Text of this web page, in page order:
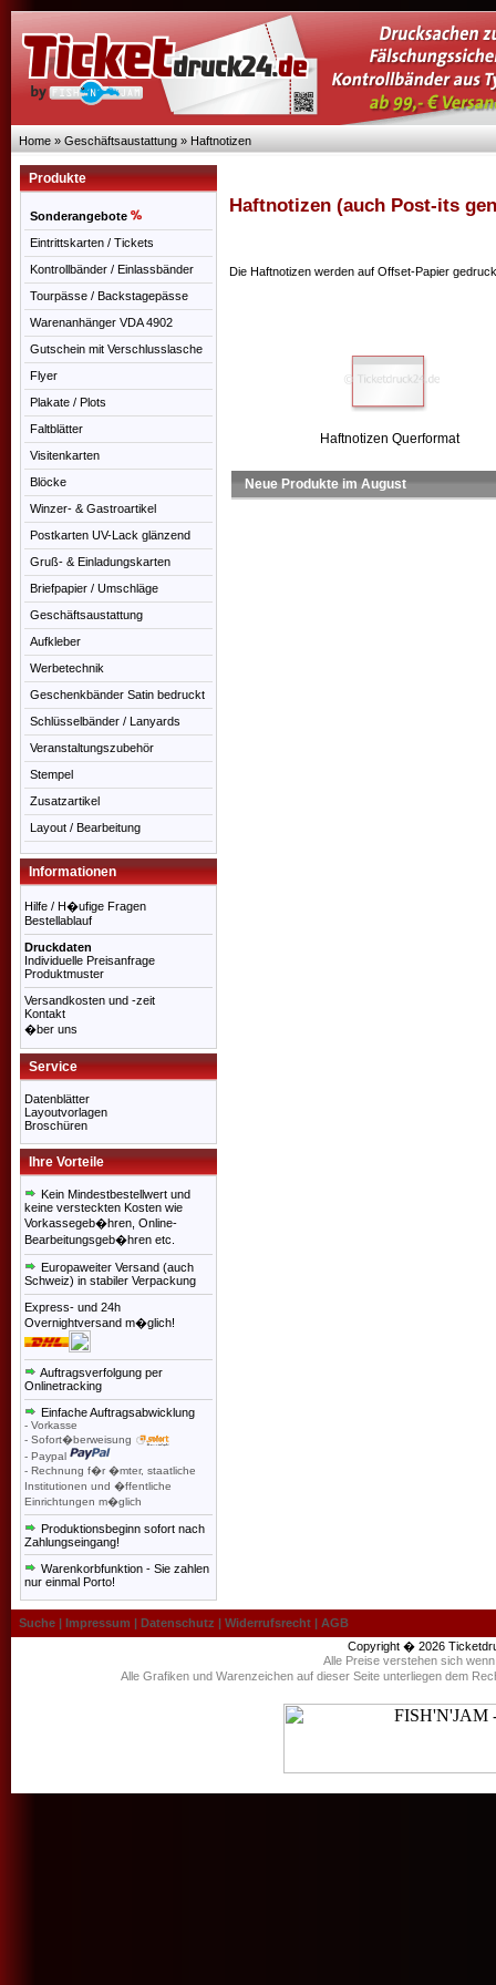
Home » Geschäftsaustattung » Haftnotizen
Produkte
Sonderangebote
Eintrittskarten / Tickets
Kontrollbänder / Einlassbänder
Tourpässe / Backstagepässe
Warenanhänger VDA 4902
Gutschein mit Verschlusslasche
Flyer
Plakate / Plots
Faltblätter
Visitenkarten
Blöcke
Winzer- & Gastroartikel
Postkarten UV-Lack glänzend
Gruß- & Einladungskarten
Briefpapier / Umschläge
Geschäftsaustattung
Aufkleber
Werbetechnik
Geschenkbänder Satin bedruckt
Schlüsselbänder / Lanyards
Veranstaltungszubehör
Stempel
Zusatzartikel
Layout / Bearbeitung
Informationen
Hilfe / H�ufige Fragen
Bestellablauf
Druckdaten
Individuelle Preisanfrage
Produktmuster
Versandkosten und -zeit
Kontakt
�ber uns
Service
Datenblätter
Layoutvorlagen
Broschüren
Ihre Vorteile
Kein Mindestbestellwert und
keine versteckten Kosten wie
Vorkassegeb�hren, Online-
Bearbeitungsgeb�hren etc.
Europaweiter Versand (auch
Schweiz) in stabiler Verpackung
Express- und 24h
Overnightversand m�glich!
Auftragsverfolgung per
Onlinetracking
Einfache Auftragsabwicklung
- Vorkasse
- Sofort�berweisung
- Paypal
- Rechnung f�r �mter, staatliche
Institutionen und �ffentliche
Einrichtungen m�glich
Produktionsbeginn sofort nach
Zahlungseingang!
Warenkorbfunktion - Sie zahlen
nur einmal Porto!
Haftnotizen (auch Post-its
Die Haftnotizen werden auf Offset-Papier
Haftnotizen Querformat
Neue Produkte im August
Suche | Impressum | Datenschutz | Widerrufsrecht | AGB
Copyright � 2026
Alle Preise verstehen sich
Alle Grafiken und Warenzeichen auf dieser Seite unterliegen dem